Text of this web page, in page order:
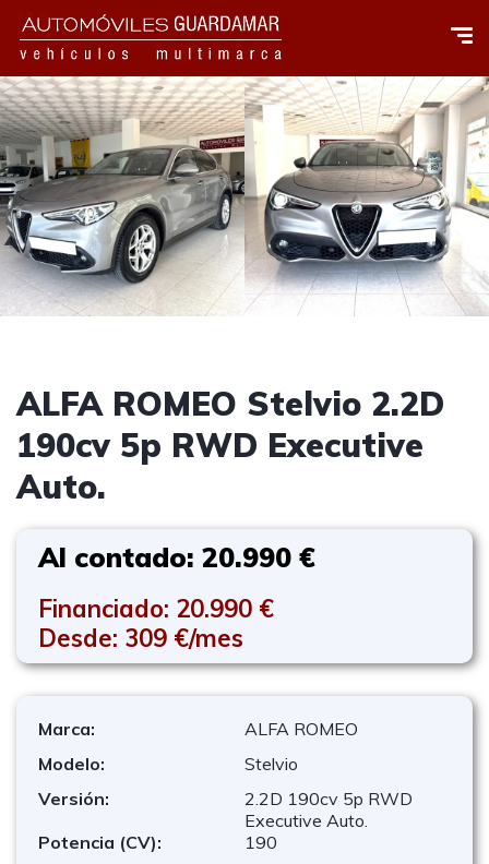
ALFA ROMEO Stelvio 2.2D
190cv 5p RWD Executive
Auto.
Al contado: 20.990 €
Financiado: 20.990 €
Desde: 309 €/mes
Marca:
ALFA ROMEO
Modelo:
Stelvio
Versión:
2.2D 190cv 5p RWD
Executive Auto.
Potencia (CV):
190